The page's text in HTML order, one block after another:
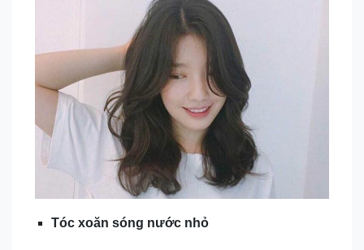
Tóc xoăn sóng nước nhỏ